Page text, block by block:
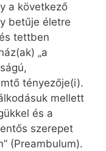
a következő
betűje életre
tettben
„a
tényezője(i).
mellett
és a
szerepet
(Preambulum).